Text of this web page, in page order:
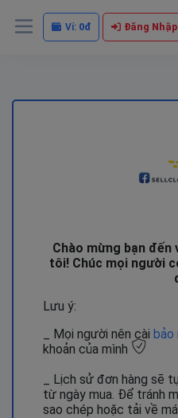
Ví: 0đ Đăng Nhập
Chào mừng bạn đến
tôi! Chúc mọi người
Lưu ý:
_ Mọi người nên cài bảo
khoản của mình
_ Lịch sử đơn hàng sẽ
từ ngày mua. Để tránh
sao chép hoặc tải về